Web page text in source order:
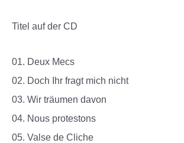
Titel auf der CD
01. Deux Mecs
02. Doch Ihr fragt mich nicht
03. Wir träumen davon
04. Nous protestons
05. Valse de Cliche